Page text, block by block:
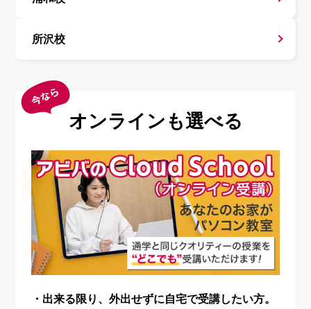
所沢校
オンラインも選べる
・出来る限り、外出せずに自宅で受講したい方。